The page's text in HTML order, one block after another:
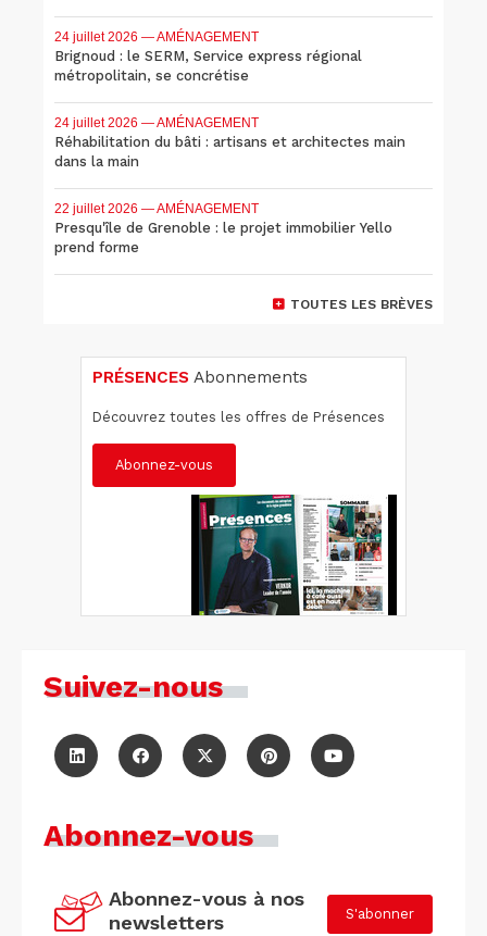
24 juillet 2026 — AMÉNAGEMENT
Brignoud : le SERM, Service express régional
métropolitain, se concrétise
24 juillet 2026 — AMÉNAGEMENT
Réhabilitation du bâti : artisans et architectes main
dans la main
22 juillet 2026 — AMÉNAGEMENT
Presqu'île de Grenoble : le projet immobilier Yello
prend forme
TOUTES LES BRÈVES
PRÉSENCES Abonnements
Découvrez toutes les offres de Présences
Abonnez-vous
Suivez-nous
Abonnez-vous
Abonnez-vous à nos
newsletters
S'abonner